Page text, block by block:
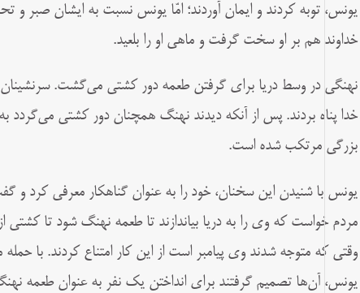
یونس، توبه کردند و ایمان آوردند؛ امّا یونس نسبت به ایشان صبر و
خداوند هم بر او سخت گرفت و ماهی او را بلعید.
نهنگی در وسط دریا برای گرفتن طعمه دور کشتی می‌گشت.
خدا پناه بردند. پس از آنکه دیدند نهنگ همچنان دور کشتی می‌گردد
بزرگی مرتکب شده است.
یونس با شنیدن این سخنان، خود را به عنوان گناهکار معرفی کرد و
مردم خواست که وی را به دریا بیاندازند تا طعمه نهنگ شود تا کشتی
وقتی که متوجه شدند وی پیامبر است از این کار امتناع کردند. با
یونس، آن‌ها تصمیم گرفتند برای انداختن یک نفر به عنوان طعمه